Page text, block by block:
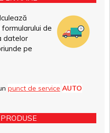
de
datelor
pe
punct de service AUTO